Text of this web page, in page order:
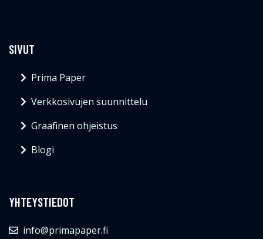
SIVUT
Prima Paper
Verkkosivujen suunnittelu
Graafinen ohjeistus
Blogi
YHTEYSTIEDOT
info@primapaper.fi